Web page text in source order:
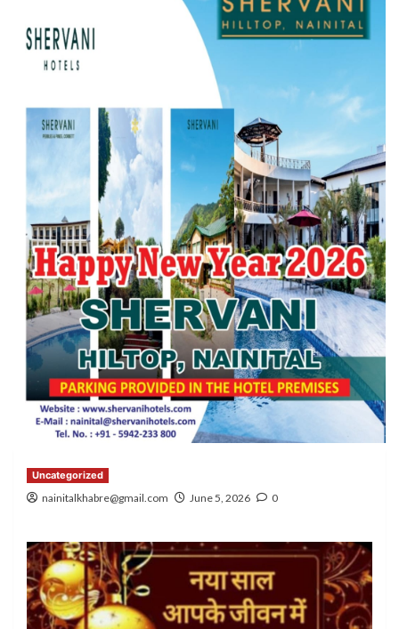
Uncategorized
nainitalkhabre@gmail.com June 5, 2026 0